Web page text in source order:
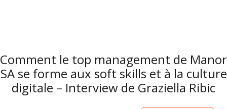
Comment le top management de Manor
SA se forme aux soft skills et à la culture
digitale – Interview de Graziella Ribic